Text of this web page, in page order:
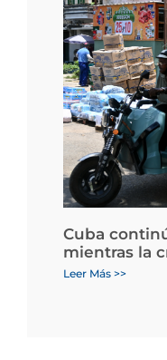
Cuba
mientras la
Leer Más >>